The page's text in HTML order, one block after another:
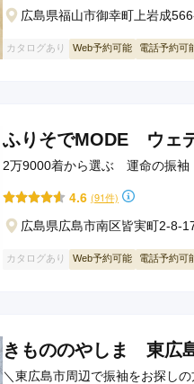
広島県福山市御幸町上岩成
カタログあり Web予約可能 電話予約可
ふりそでMODE ウェ
2万9000着から選ぶ 運命の振
4.6 (91件)
広島県広島市南区皆実町2-8-
カタログあり Web予約可能 電話予約可
きもののやしま 東広
＼東広島市周辺で振袖をお探し